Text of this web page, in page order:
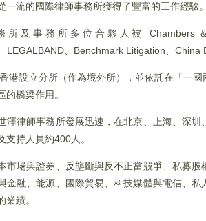
一流的國際律師事務所獲得了豐富的工作經驗。
及事務所多位合夥人被 Chambers &
LEGALBAND、Benchmark Litigation、China
港設立分所（作為境外所），並依託在「一
橋梁作用。
澤律師事務所發展迅速，在北京、上海、深
持人員約400人。
市場與證券、反壟斷與反不正當競爭、私募
金融、能源、國際貿易、科技媒體與電信、
績。